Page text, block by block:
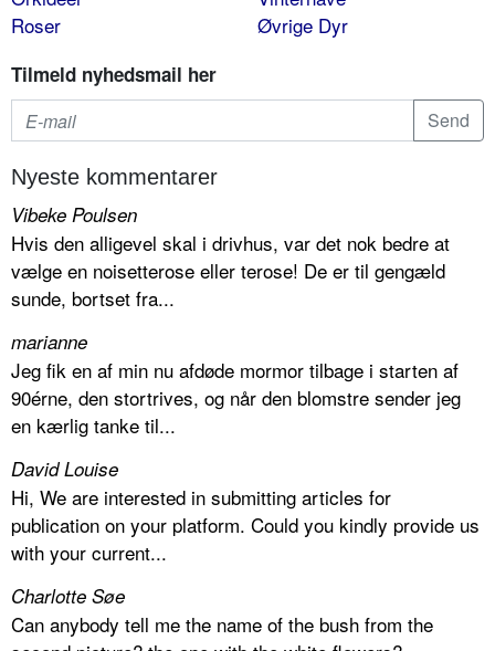
Roser
Øvrige Dyr
Tilmeld nyhedsmail her
Nyeste kommentarer
Vibeke Poulsen
Hvis den alligevel skal i drivhus, var det nok bedre at
vælge en noisetterose eller terose! De er til gengæld
sunde, bortset fra...
marianne
Jeg fik en af min nu afdøde mormor tilbage i starten af
90érne, den stortrives, og når den blomstre sender jeg
en kærlig tanke til...
David Louise
Hi, We are interested in submitting articles for
publication on your platform. Could you kindly provide us
with your current...
Charlotte Søe
Can anybody tell me the name of the bush from the